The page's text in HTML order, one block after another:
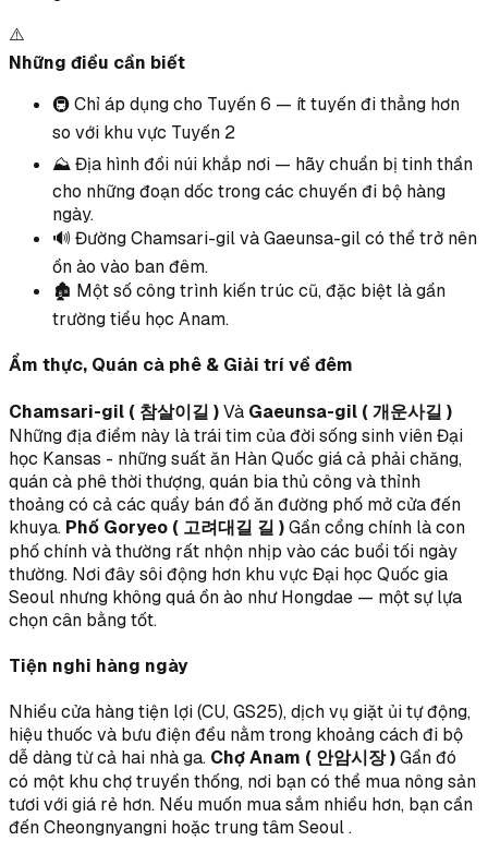
⚠️
Những điều cần biết
🚇 Chỉ áp dụng cho Tuyến 6 — ít tuyến đi thẳng hơn
so với khu vực Tuyến 2
⛰️ Địa hình đồi núi khắp nơi — hãy chuẩn bị tinh thần
cho những đoạn dốc trong các chuyến đi bộ hàng
ngày.
🔊 Đường Chamsari-gil và Gaeunsa-gil có thể trở nên
ồn ào vào ban đêm.
🏚️ Một số công trình kiến trúc cũ, đặc biệt là gần
trường tiểu học Anam.
Ẩm thực, Quán cà phê & Giải trí về đêm
Chamsari-gil ( 참살이길 )Và Gaeunsa-gil ( 개운사길 )
Những địa điểm này là trái tim của đời sống sinh viên Đại
học Kansas - những suất ăn Hàn Quốc giá cả phải chăng,
quán cà phê thời thượng, quán bia thủ công và thỉnh
thoảng có cả các quầy bán đồ ăn đường phố mở cửa đến
khuya. Phố Goryeo ( 고려대길 길 )Gần cổng chính là con
phố chính và thường rất nhộn nhịp vào các buổi tối ngày
thường. Nơi đây sôi động hơn khu vực Đại học Quốc gia
Seoul nhưng không quá ồn ào như Hongdae — một sự lựa
chọn cân bằng tốt.
Tiện nghi hàng ngày
Nhiều cửa hàng tiện lợi (CU, GS25), dịch vụ giặt ủi tự động,
hiệu thuốc và bưu điện đều nằm trong khoảng cách đi bộ
dễ dàng từ cả hai nhà ga. Chợ Anam ( 안암시장 )Gần đó
có một khu chợ truyền thống, nơi bạn có thể mua nông sản
tươi với giá rẻ hơn. Nếu muốn mua sắm nhiều hơn, bạn cần
đến Cheongnyangni hoặc trung tâm Seoul .